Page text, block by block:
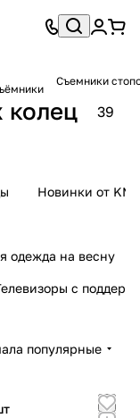
Съемники
колец 39
Новинки от KMI
одежда на весну
с
популярные